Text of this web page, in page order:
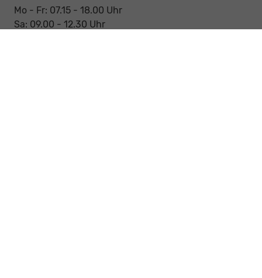
Mo - Fr: 07.15 - 18.00 Uhr
Sa: 09.00 - 12.30 Uhr